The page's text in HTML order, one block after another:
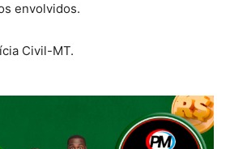
envolvidos.
Civil-MT.